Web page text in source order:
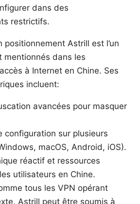
dans des
restrictifs.
positionnement Astrill est l’un
mentionnés dans les
à Internet en Chine. Ses
incluent:
avancées pour masquer
configuration sur plusieurs
macOS, Android, iOS).
réactif et ressources
utilisateurs en Chine.
tous les VPN opérant
Astrill peut être soumis à